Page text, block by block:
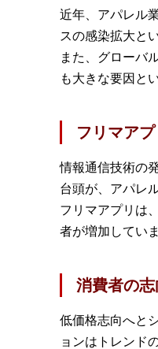
近年、アパレル
スの感染拡大と
また、グローバ
も大きな要因と
フリマア
情報通信技術の
台頭が、アパレ
フリマアプリは
者が増加してい
消費者の
低価格志向へと
ョンはトレンド